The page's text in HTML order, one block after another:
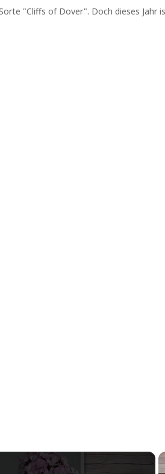
"Cliffs of Dover". Doch dieses Jahr